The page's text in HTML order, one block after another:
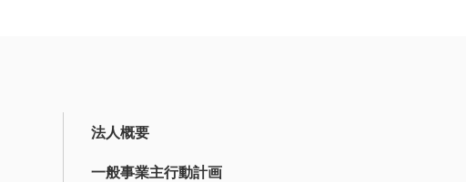
法人概要
一般事業主行動計画